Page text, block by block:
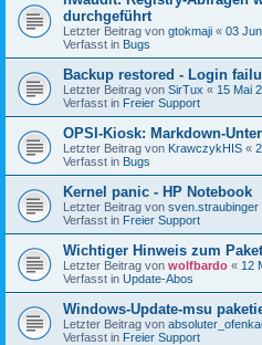
durchgeführt
Letzter Beitrag von gtokmaji « 03
Verfasst in Bugs
Backup restored - Login
Letzter Beitrag von SirTux « 15 Mai
Verfasst in Freier Support
OPSI-Kiosk: Markdown-
Letzter Beitrag von KrawczykHIS «
Verfasst in Bugs
Kernel panic - HP Notebook
Letzter Beitrag von sven.straubinger
Verfasst in Freier Support
Wichtiger Hinweis zum
Letzter Beitrag von wolfbardo « 12
Verfasst in Update-Abos
Windows-Update-msu
Letzter Beitrag von
Verfasst in Freier Support